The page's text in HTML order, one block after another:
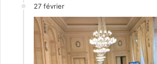
27 février